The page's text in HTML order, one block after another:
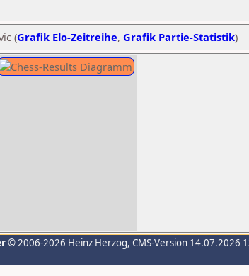
(Grafik Elo-Zeitreihe, Grafik Partie-Statistik)
© 2006-2026 Heinz Herzog, CMS-Version 14.07.2026